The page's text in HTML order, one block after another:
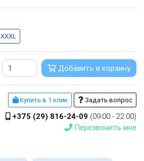
XXXL
Добавить в корзину
Купить в 1 клик Задать вопрос
+375 (29) 816-24-09 (09:00 - 22:00)
Перезвонить мне